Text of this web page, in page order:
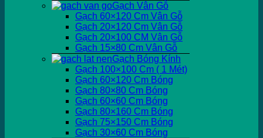
Gạch Vân Gỗ
Gạch 60×120 Cm Vân Gỗ
Gạch 20×120 Cm Vân Gỗ
Gạch 20×100 CM Vân Gỗ
Gạch 15×80 Cm Vân Gỗ
Gạch Bóng Kính
Gạch 100×100 Cm ( 1 Mét)
Gạch 60×120 Cm Bóng
Gạch 80×80 Cm Bóng
Gạch 60×60 Cm Bóng
Gạch 80×160 Cm Bóng
Gạch 75×150 Cm Bóng
Gạch 30×60 Cm Bóng